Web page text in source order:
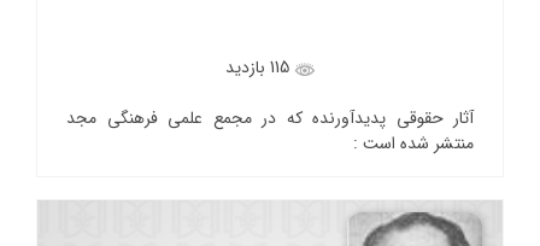
115 بازدید
آثار حقوقی پدیدآورنده که در مجمع علمی فرهنگی مجد
منتشر شده است :